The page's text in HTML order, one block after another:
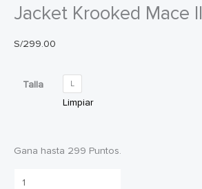
Jacket Krooked Mace II
S/299.00
Talla L
Limpiar
Gana hasta 299 Puntos.
Jacket